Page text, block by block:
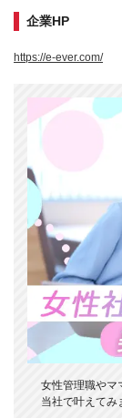
企業HP
https://e-ever.com/
女性管理職やマ
当社で叶えて